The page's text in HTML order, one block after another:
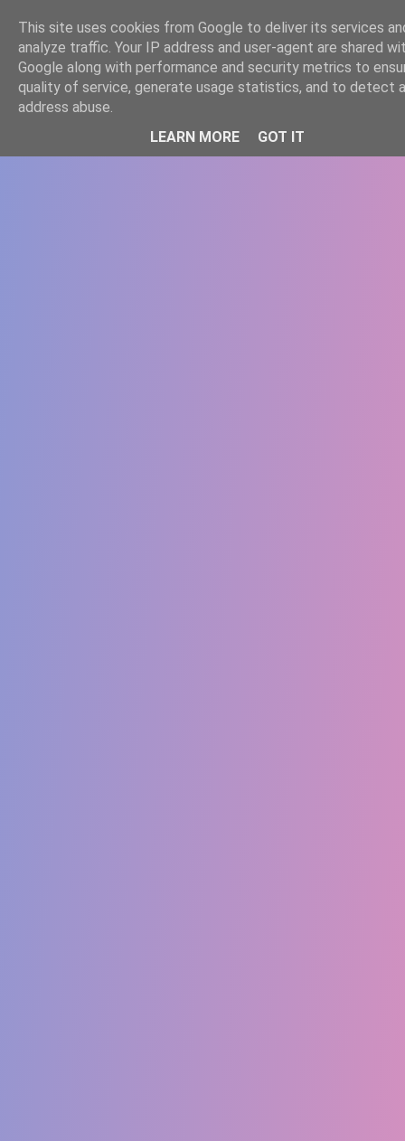
WWW.GAZISTI.RO
This site uses cookies from Google to deliver its services
analyze traffic. Your IP address and user-agent are shared
Google along with performance and security metrics to
quality of service, generate usage statistics, and to detect
address abuse.
LEARN MORE
GOT IT